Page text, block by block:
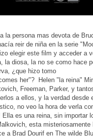
la persona mas devota de
reir de niña en la serie
elegir este film y acceder a
la diosa, la no se como hace
¿que hizo tomo
her"? Helen "la reina"
Freeman, Parker, y
a ellos, y la verdad desde
no veo la hora de verla
es una reina, sin importar
esta misteriosamente
a Brad Dourif en The wilde